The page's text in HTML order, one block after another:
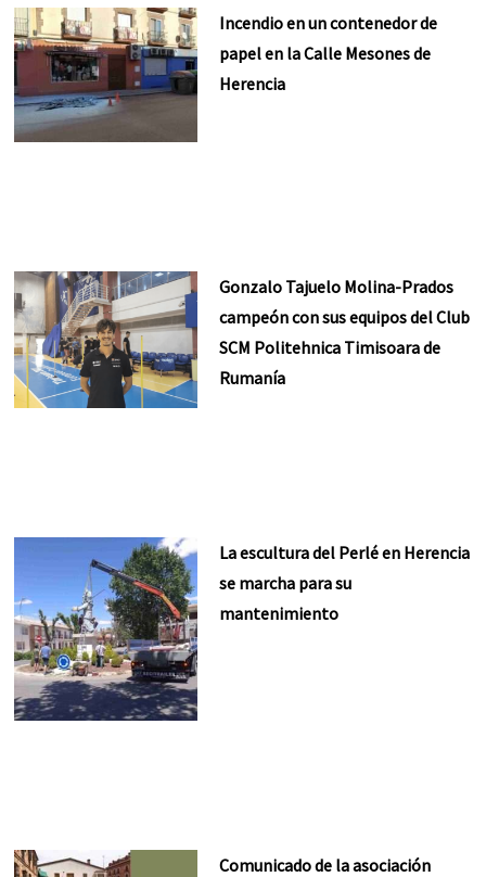
Incendio en un contenedor de
papel en la Calle Mesones de
Herencia
Gonzalo Tajuelo Molina-Prados
campeón con sus equipos del Club
SCM Politehnica Timisoara de
Rumanía
La escultura del Perlé en Herencia
se marcha para su
mantenimiento
Comunicado de la asociación